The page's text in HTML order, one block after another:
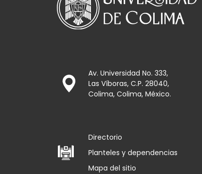
Av. Universidad No. 333,
Las Víboras, C.P. 28040,
Colima, Colima, México.
Directorio
Planteles y dependencias
Mapa del sitio